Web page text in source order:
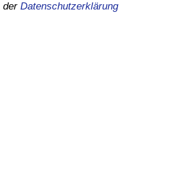
der Datenschutzerklärung